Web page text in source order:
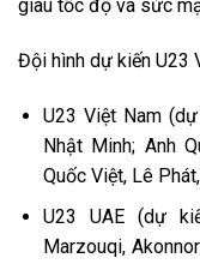
giàu tốc độ và sức
Đội hình dự kiến U23
U23 Việt Nam
Nhật Minh; Anh
Quốc Việt, Lê
U23 UAE (dự
Marzouqi,